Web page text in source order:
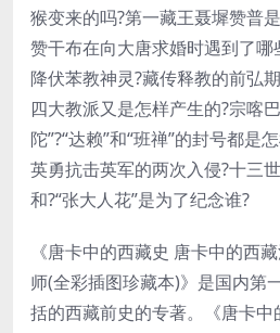
猴变来的吗?第一藏王聂墀赞普
赞干布在向大唐求婚时遇到了
降伏苯教神灵?藏传释教的前弘
四大教派又是怎样产生的?宗喀
陀”?“达赖”和“班禅”的封号都是
英勇抗击英军的两次入侵?十三
和?“张大人花”是为了纪念谁?
《唐卡中的西藏史 唐卡中的西
师(全彩插图珍藏本)》是国内第
括的西藏前史的专著。《唐卡